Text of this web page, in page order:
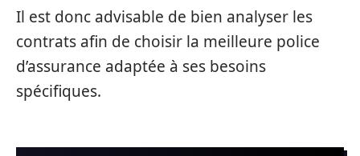
Il est donc advisable de bien analyser les
contrats afin de choisir la meilleure police
d’assurance adaptée à ses besoins
spécifiques.